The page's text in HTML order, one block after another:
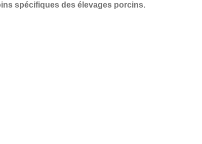
spécifiques des élevages porcins.